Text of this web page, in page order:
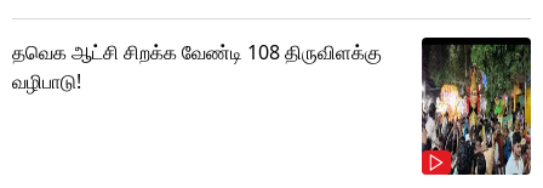
தவெக ஆட்சி சிறக்க வேண்டி 108 திருவிளக்கு
வழிபாடு!